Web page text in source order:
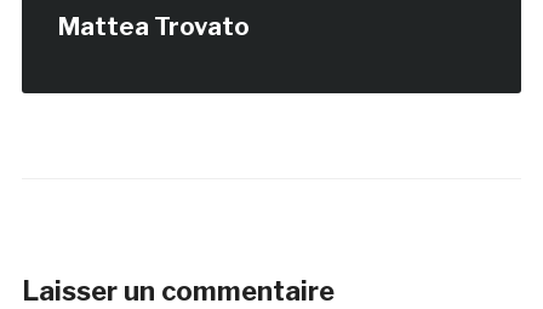
Mattea Trovato
Laisser un commentaire